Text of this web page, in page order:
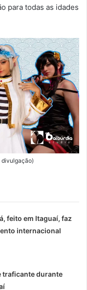
para todas as idades
divulgação)
feito em Itaguaí, faz
internacional
traficante durante